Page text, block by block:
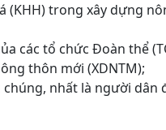
(KHH) trong xây dựng
các tổ chức Đoàn thể
thôn mới (XDNTM);
nhất là người dân